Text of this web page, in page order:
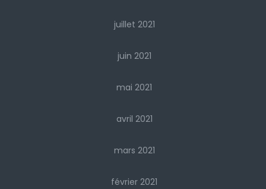
juillet 2021
juin 2021
mai 2021
avril 2021
mars 2021
février 2021